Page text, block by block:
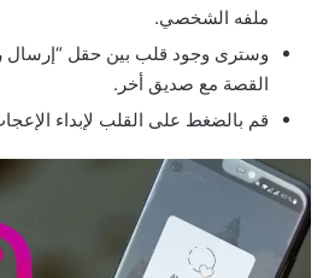
ملفه الشخصي.
وسترى وجود قلب بين حقل “إرسال
القصة مع صديق أخر.
قم بالضغط على القلب لإبداء